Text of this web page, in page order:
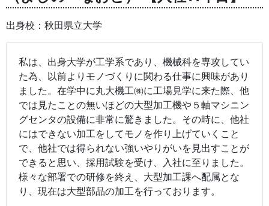
出身校：秋田県立大学
私は、出身大学が工学系であり、機械科を専攻してい
た為、以前よりモノづくりに関わる仕事に興味があり
ました。在学中に丸大機工㈱に工場見学に来た際、他
では見たことの無いほどの大型加工機や５軸マシニン
グセンタの設備に非常に驚きました。その時に、他社
にはできない加工をしてモノを作り上げていくこと
で、他社では得られない強いやりがいを見出すことが
できると思い、採用試験を受け、入社に至りました。
様々な部署での研修を終え、大型加工課へ配属とな
り、現在は大型部品の加工を行っております。